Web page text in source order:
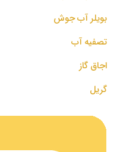
بویلر آب جوش
تصفیه آب
اجاق گاز
گریل